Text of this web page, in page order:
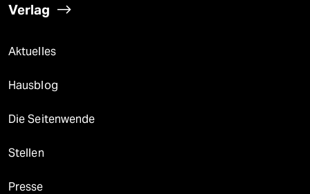
Verlag
Aktuelles
Hausblog
Die Seitenwende
Stellen
Presse